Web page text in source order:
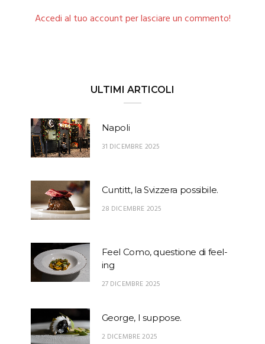
Accedi al tuo account per lasciare un commento!
ULTIMI ARTICOLI
Napoli
31 DICEMBRE 2025
Cuntitt, la Svizzera possibile.
28 DICEMBRE 2025
Feel Como, questione di feel-
ing
27 DICEMBRE 2025
George, I suppose.
2 DICEMBRE 2025